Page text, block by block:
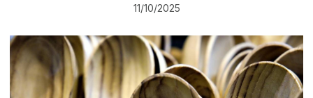
11/10/2025